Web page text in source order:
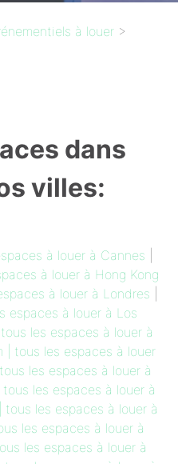
à louer >
dans
villes:
à louer à Cannes
à louer à Hong Kong
à louer à Londres
espaces à louer à Los
les espaces à louer à
| tous les espaces à louer
les espaces à louer à
les espaces à louer à
tous les espaces à louer à
les espaces à louer à
les espaces à louer à